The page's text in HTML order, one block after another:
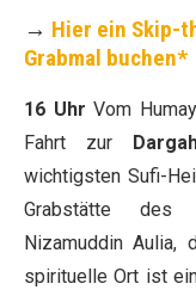
→ Hier ein Skip-
Grabmal buchen*
16 UhrVom
Fahrt zur
wichtigsten Sufi-
Grabstätte des
Nizamuddin Aulia,
spirituelle Ort ist